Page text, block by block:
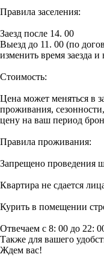
Правила заселения:
Заезд после 14. 00
Выезд до 11. 00 (по
изменить время заезда и
Стоимость:
Цена может меняться в
проживания,
цену на ваш период
Правила проживания:
Запрещено проведения
Квартира не сдается
Курить в помещении
Отвечаем с 8: 00 до 22:
Также для вашего
Ждем вас!